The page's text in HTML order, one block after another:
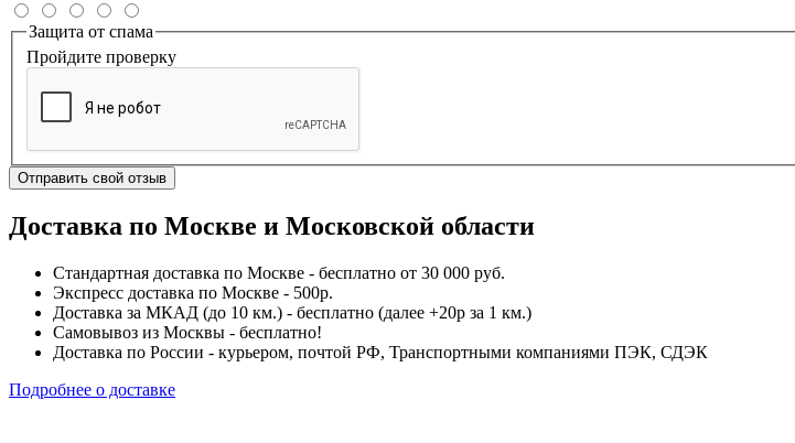
Защита от спама
Пройдите проверку
Отправить свой отзыв
Доставка по Москве и Московской области
Стандартная доставка по Москве - бесплатно от 30 000 руб.
Экспресс доставка по Москве - 500р.
Доставка за МКАД (до 10 км.) - бесплатно (далее +20р за 1 км.)
Самовывоз из Москвы - бесплатно!
Доставка по России - курьером, почтой РФ, Транспортными компаниями ПЭК, СДЭК
Подробнее о доставке